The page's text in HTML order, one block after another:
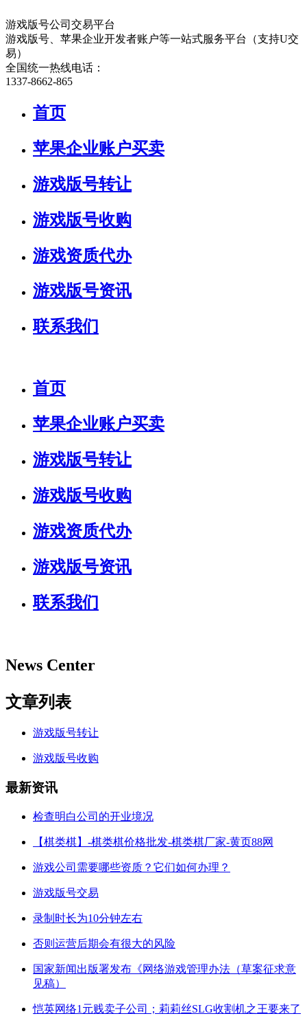
游戏版号公司交易平台
游戏版号、苹果企业开发者账户等一站式服务平台（支持U交
易）
全国统一热线电话：
1337-8662-865
首页
苹果企业账户买卖
游戏版号转让
游戏版号收购
游戏资质代办
游戏版号资讯
联系我们
首页
苹果企业账户买卖
游戏版号转让
游戏版号收购
游戏资质代办
游戏版号资讯
联系我们
News Center
文章列表
游戏版号转让
游戏版号收购
最新资讯
检查明白公司的开业境况
【棋类棋】-棋类棋价格批发-棋类棋厂家-黄页88网
游戏公司需要哪些资质？它们如何办理？
游戏版号交易
录制时长为10分钟左右
否则运营后期会有很大的风险
国家新闻出版署发布《网络游戏管理办法（草案征求意
见稿）
恺英网络1元贱卖子公司；莉莉丝SLG收割机之王要来了